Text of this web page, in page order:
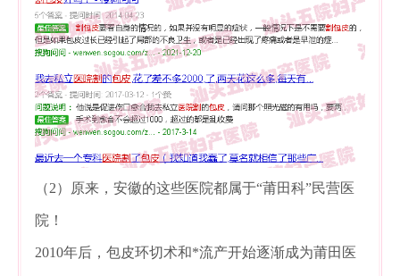
（2）原来，安徽的这些医院都属于“莆田科”民营医
院！
2010年后，包皮环切术和*流产开始逐渐成为莆田医